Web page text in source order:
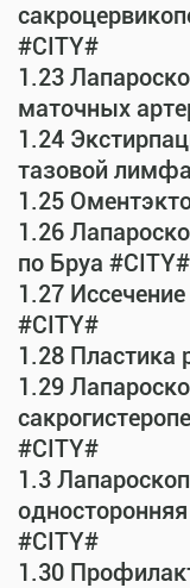
#CITY#
1.23
маточных
1.24
тазовой
1.25
1.26
по Бруа #CITY#
1.27
#CITY#
1.28 Пластика
1.29
#CITY#
1.3
#CITY#
1.30